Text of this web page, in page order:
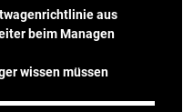
aus
beim Managen
wissen müssen